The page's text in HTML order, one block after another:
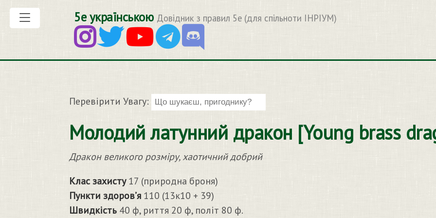
5е українською Довідник з правил 5e (для спільноти ІНРІУМ)
Перевірити Увагу:
Молодий латунний дракон [Young brass
Дракон великого розміру, хаотичний добрий
Клас захисту17 (природна броня)
Пункти здоров’я 110 (13к10 + 39)
Швидкість 40 ф, риття 20 ф, політ 80 ф.